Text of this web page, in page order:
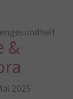
&
2025